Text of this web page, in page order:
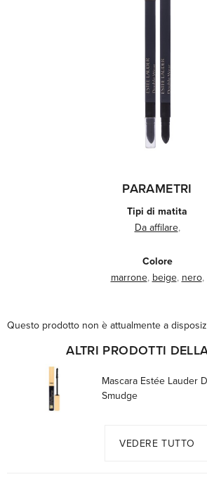
PARAMETRI
Tipi di matita
Da affilare,
Colore
marrone, beige, nero,
Questo prodotto non è attualmente a
ALTRI PRODOTTI
Mascara Estée Lauder
Smudge
VEDERE TUTTO